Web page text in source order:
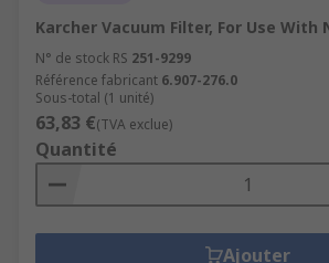
Karcher Vacuum Filter, For Use With
N° de stock RS 251-9299
Référence fabricant 6.907-276.0
Sous-total (1 unité)
63,83 €(TVA exclue)
Quantité
Ajouter